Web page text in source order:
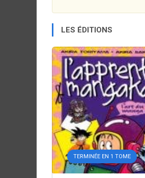
LES ÉDITIONS
TERMINÉE EN 1 TOME